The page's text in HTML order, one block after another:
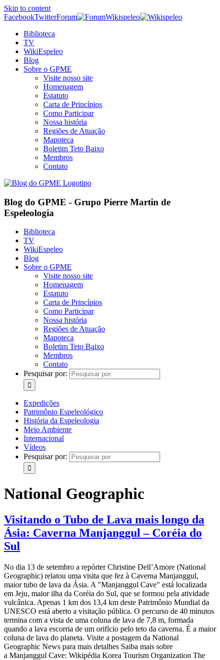
Skip to content
FacebookTwitterForum
Wikispeleo
Biblioteca
TV
WikiEspeleo
Blog
Sobre o GPME
Visite nosso site
Homenagem
Estatuto
Carta de Princípios
Como Participar
Nossa história
Regiões de Atuação
Mapoteca
Boletim Teto Baixo
Membros
Contato
Blog do GPME - Grupo Pierre Martin de
Espeleologia
Biblioteca
TV
WikiEspeleo
Blog
Sobre o GPME
Visite nosso site
Homenagem
Estatuto
Carta de Princípios
Como Participar
Nossa história
Regiões de Atuação
Mapoteca
Boletim Teto Baixo
Membros
Contato
Pesquisar por:
Expedições
Patrimônio Espeleológico
História da Espeleologia
Meio Ambiente
Internacional
Vídeos
Pesquisar por:
National Geographic
Visitando o Tubo de Lava mais longo da
Ásia: Caverna Manjanggul – Coréia do
Sul
No dia 13 de setembro a repórter Christine Dell’Amore (National
Geographic) relatou uma visita que fez à Caverna Manjanggul,
maior tubo de lava da Ásia. A "Manjanggul Cave" está localizada
em Jeju, maior ilha da Coréia do Sul, que se formou pela atividade
vulcânica. Apenas 1 km dos 13,4 km deste Patrimônio Mundial da
UNESCO está aberto a visitação pública. O percurso de 40 minutos
termina com a vista de uma coluna de lava de 7,8 m, formada
quando a lava escorria de um orifício pelo teto da caverna. É a maior
coluna de lava do planeta. Visite a postagem da National
Geographic News para mais detalhes Saiba mais sobre
a Manjanggul Cave: Wikipédia Korea Tourism Organization The